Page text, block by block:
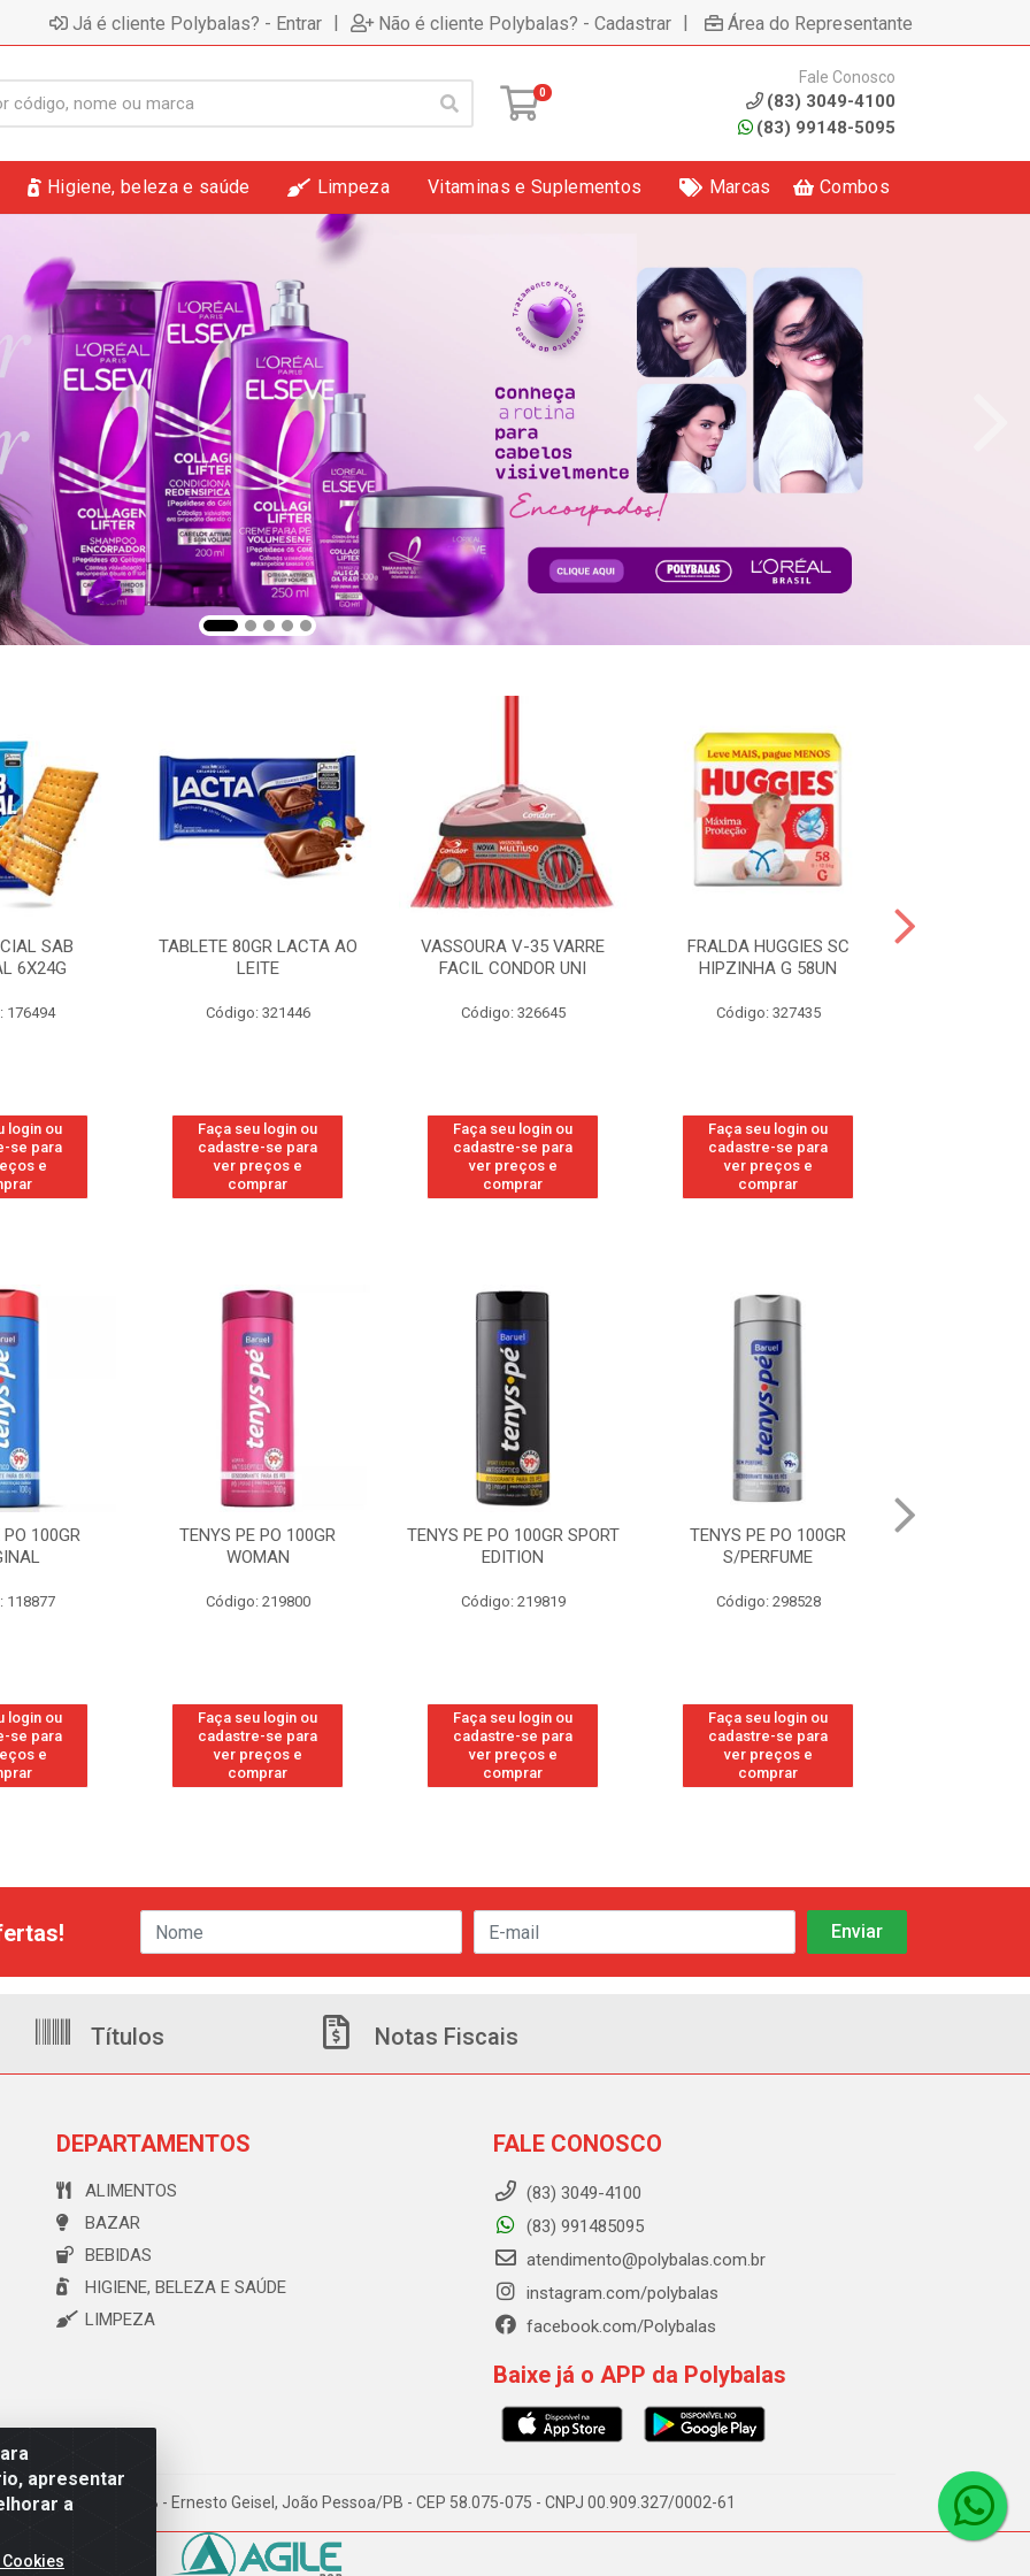
Já é cliente Polybalas? - Entrar | Não é cliente Polybalas? - Cadastrar | Área do Representante
0
Fale Conosco
(83) 3049-4100
(83) 99148-5095
Higiene, beleza e saúde Limpeza Vitaminas e Suplementos Marcas Combos
SAB
6X24G
176494
login ou
se para
e
TABLETE 80GR LACTA AO
LEITE
Código: 321446
Faça seu login ou
cadastre-se para
ver preços e
comprar
VASSOURA V-35 VARRE
FACIL CONDOR UNI
Código: 326645
Faça seu login ou
cadastre-se para
ver preços e
comprar
FRALDA HUGGIES SC
HIPZINHA G 58UN
Código: 327435
Faça seu login ou
cadastre-se para
ver preços e
comprar
100GR
219800
login ou
se para
e
TENYS PE PO 100GR SPORT
EDITION
Código: 219819
Faça seu login ou
cadastre-se para
ver preços e
comprar
TENYS PE PO 100GR
S/PERFUME
Código: 298528
Faça seu login ou
cadastre-se para
ver preços e
comprar
TENYS PE PO 100GR MENTA
FRESH
Código: 113
Faça seu login ou
cadastre-se para
ver preços e
comprar
apresentar
a
Títulos Notas Fiscais
DEPARTAMENTOS
ALIMENTOS
BAZAR
BEBIDAS
HIGIENE, BELEZA E SAÚDE
LIMPEZA
FALE CONOSCO
(83) 3049-4100
(83) 991485095
atendimento@polybalas.com.br
instagram.com/polybalas
facebook.com/Polybalas
Baixe já o APP da Polybalas
173 Galpão B - Ernesto Geisel, João Pessoa/PB - CEP 58.075-075 - CNPJ 00.909.327/0002-61